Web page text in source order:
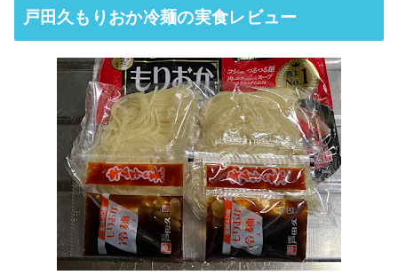
戸田久もりおか冷麺の実食レビュー